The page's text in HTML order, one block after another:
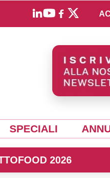
SPECIALI
2026